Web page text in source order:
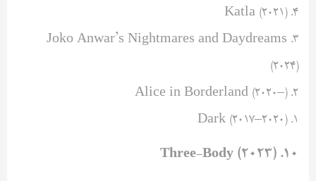
۴. Katla (۲۰۲۱)
۳. Joko Anwar’s Nightmares and Daydreams
(۲۰۲۴)
۲. Alice in Borderland (۲۰۲۰–)
۱. Dark (۲۰۱۷–۲۰۲۰)
۱۰. Three-Body (2023)